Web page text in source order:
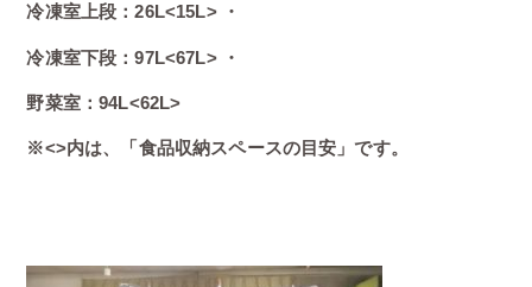
冷凍室上段：26L<15L> ・
冷凍室下段：97L<67L> ・
野菜室：94L<62L>
※<>内は、「食品収納スペースの目安」です。